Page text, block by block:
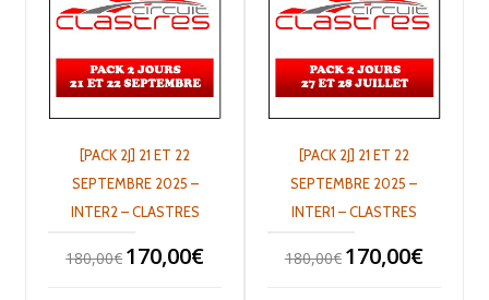
[PACK 2J] 21 ET 22
SEPTEMBRE 2025 –
INTER2 – CLASTRES
180,00€ 170,00€
[PACK 2J] 21 ET 22
SEPTEMBRE 2025 –
INTER1 – CLASTRES
180,00€ 170,00€